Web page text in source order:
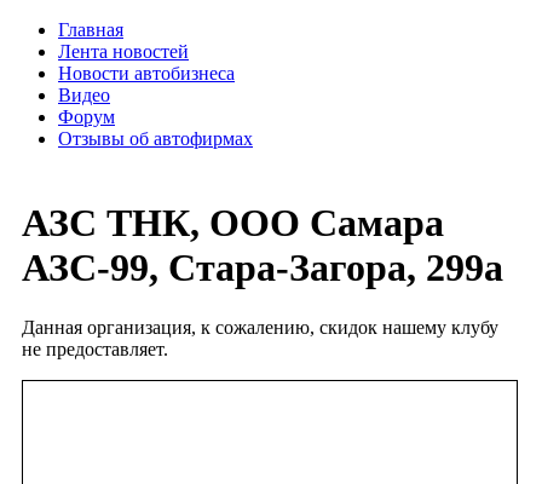
Главная
Лента новостей
Новости автобизнеса
Видео
Форум
Отзывы об автофирмах
АЗС ТНК, ООО Самара
АЗС-99, Стара-Загора, 299а
Данная организация, к сожалению, скидок нашему клубу
не предоставляет.